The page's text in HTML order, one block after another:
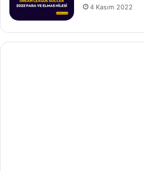
4 Kasım 2022